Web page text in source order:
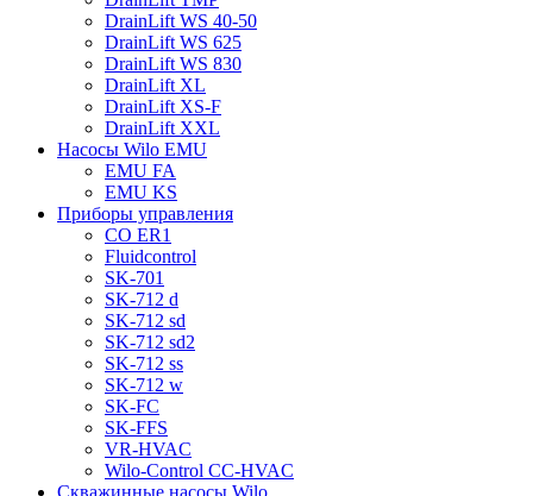
DrainLift WS 40-50
DrainLift WS 625
DrainLift WS 830
DrainLift XL
DrainLift XS-F
DrainLift XXL
Насосы Wilo EMU
EMU FA
EMU KS
Приборы управления
CO ER1
Fluidcontrol
SK-701
SK-712 d
SK-712 sd
SK-712 sd2
SK-712 ss
SK-712 w
SK-FC
SK-FFS
VR-HVAC
Wilo-Control CC-HVAC
Скважинные насосы Wilo